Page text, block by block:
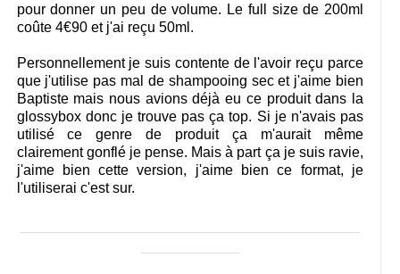
pour donner un peu de volume. Le full size de 200ml
coûte 4€90 et j'ai reçu 50ml.
Personnellement je suis contente de l'avoir reçu parce
que j'utilise pas mal de shampooing sec et j'aime bien
Baptiste mais nous avions déjà eu ce produit dans la
glossybox donc je trouve pas ça top. Si je n'avais pas
utilisé ce genre de produit ça m'aurait même
clairement gonflé je pense. Mais à part ça je suis ravie,
j'aime bien cette version, j'aime bien ce format, je
l'utiliserai c'est sur.